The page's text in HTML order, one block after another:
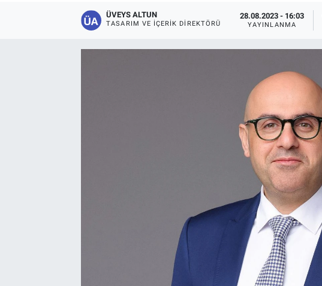
ÜVEYS ALTUN
TASARIM VE İÇERIK DIREKTÖRÜ
28.08.2023 - 16:03
YAYINLANMA
Haber Arşivi